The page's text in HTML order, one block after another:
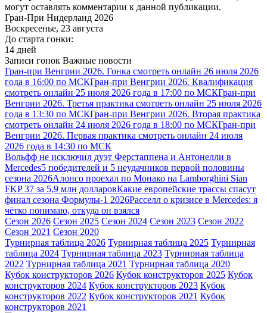
могут оставлять комментарии к данной публикации.
Гран-При Нидерланд 2026
Воскресенье, 23 августа
До старта гонки:
14 дней
Записи гонок Важные новости
Гран-при Венгрии 2026. Гонка смотреть онлайн 26 июля 2026
года в 16:00 по МСКГран-при Венгрии 2026. Квалификация
смотреть онлайн 25 июля 2026 года в 17:00 по МСКГран-при
Венгрии 2026. Третья практика смотреть онлайн 25 июля 2026
года в 13:30 по МСКГран-при Венгрии 2026. Вторая практика
смотреть онлайн 24 июля 2026 года в 18:00 по МСКГран-при
Венгрии 2026. Первая практика смотреть онлайн 24 июля
2026 года в 14:30 по МСК
Вольфф не исключил дуэт Ферстаппена и Антонелли в
Mercedes5 победителей и 5 неудачников первой половины
сезона 2026Алонсо проехал по Монако на Lamborghini Sian
FKP 37 за 5,9 млн долларовКакие европейские трассы спасут
финал сезона Формулы-1 2026Расселл о кризисе в Mercedes: я
чётко понимаю, откуда он взялся
Сезон 2026 Сезон 2025 Сезон 2024 Сезон 2023 Сезон 2022
Сезон 2021 Сезон 2020
Турнирная таблица 2026 Турнирная таблица 2025 Турнирная
таблица 2024 Турнирная таблица 2023 Турнирная таблица
2022 Турнирная таблица 2021 Турнирная таблица 2020
Кубок конструкторов 2026 Кубок конструкторов 2025 Кубок
конструкторов 2024 Кубок конструкторов 2023 Кубок
конструкторов 2022 Кубок конструкторов 2021 Кубок
конструкторов 2021